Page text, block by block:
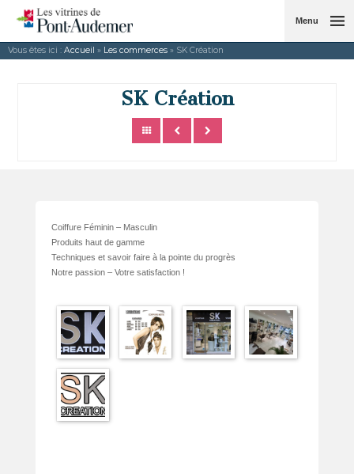
Menu
Vous êtes ici : Accueil » Les commerces » SK Création
SK Création
Coiffure Féminin – Masculin
Produits haut de gamme
Techniques et savoir faire à la pointe du progrès
Notre passion – Votre satisfaction !